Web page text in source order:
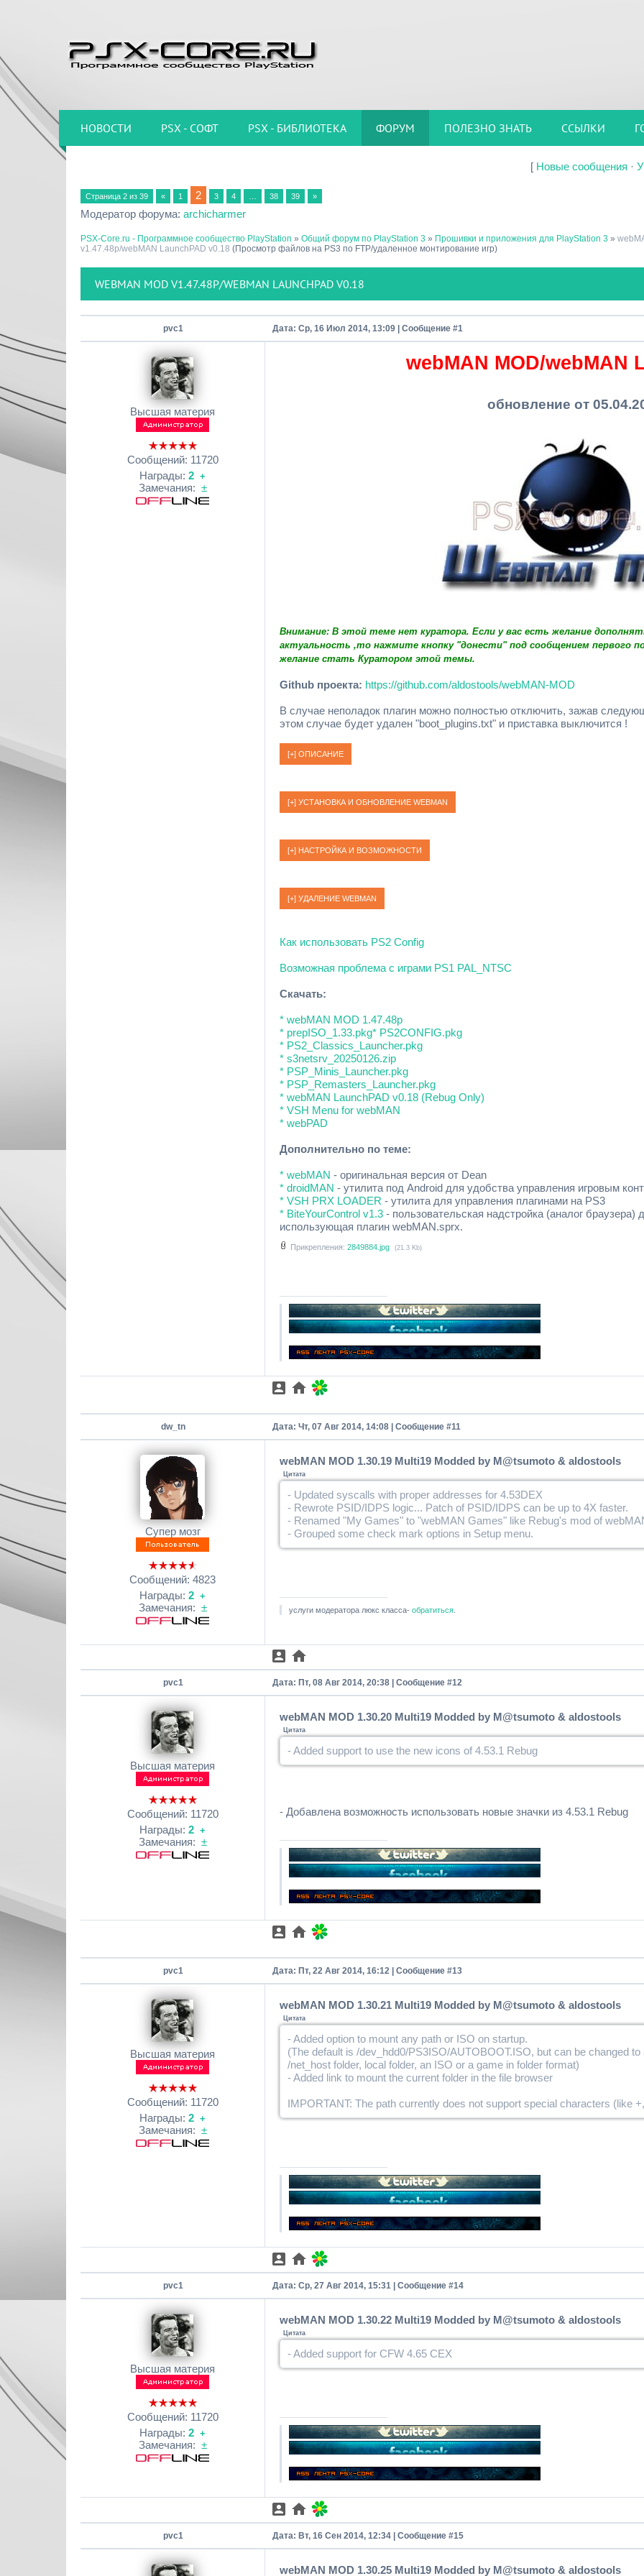
НОВОСТИ PSX - СОФТ PSX - БИБЛИОТЕКА ФОРУМ ПОЛЕЗНО ЗНАТЬ ССЫЛКИ
[ Новые сообщения ·
Страница 2 из 39 « 1 2 3 4 38 39 »
Модератор форума: archicharmer
PSX-Core.ru - Программное сообщество PlayStation » Общий форум по PlayStation 3 » Прошивки и приложения для PlayStation 3 »
v1.47.48p/webMAN LaunchPAD v0.18 (Просмотр файлов на PS3 по FTP/удаленное монтирование игр)
WEBMAN MOD V1.47.48P/WEBMAN LAUNCHPAD V0.18
pvc1 Дата: Ср, 16 Июл 2014, 13:09 | Сообщение #1
Высшая материя
Сообщений: 11720
Награды: 2 +
Замечания: ±
webMAN MOD/webMAN
обновление от
Внимание: В этой теме нет куратора. Если у вас есть желание
актуальность ,то нажмите кнопку "донести" под сообщением первого
желание стать Куратором этой темы.
Github проекта: https://github.com/aldostools/webMAN-MOD
В случае неполадок плагин можно полностью отключить, зажав
этом случае будет удален "boot_plugins.txt" и приставка выключится !
Как использовать PS2 Config
Возможная проблема с играми PS1 PAL_NTSC
Скачать:
* webMAN MOD 1.47.48p
* prepISO_1.33.pkg* PS2CONFIG.pkg
* PS2_Classics_Launcher.pkg
* s3netsrv_20250126.zip
* PSP_Minis_Launcher.pkg
* PSP_Remasters_Launcher.pkg
* webMAN LaunchPAD v0.18 (Rebug Only)
* VSH Menu for webMAN
* webPAD
Дополнительно по теме:
* webMAN - оригинальная версия от Dean
* droidMAN - утилита под Android для удобства управления игровым
* VSH PRX LOADER - утилита для управления плагинами на PS3
* BiteYourControl v1.3 - пользовательская надстройка (аналог
использующая плагин webMAN.sprx.
Прикрепления: 2849884.jpg (21.3 Kb)
dw_tn Дата: Чт, 07 Авг 2014, 14:08 | Сообщение #11
Супер мозг
Сообщений: 4823
Награды: 2 +
Замечания: ±
webMAN MOD 1.30.19 Multi19 Modded by M@tsumoto & aldostools
Цитата
- Updated syscalls with proper addresses for 4.53DEX
- Rewrote PSID/IDPS logic... Patch of PSID/IDPS can be up to 4X faster.
- Renamed "My Games" to "webMAN Games" like Rebug's mod of
- Grouped some check mark options in Setup menu.
услуги модератора люкс класса- обратиться
pvc1 Дата: Пт, 08 Авг 2014, 20:38 | Сообщение #12
Высшая материя
Сообщений: 11720
Награды: 2 +
Замечания: ±
webMAN MOD 1.30.20 Multi19 Modded by M@tsumoto & aldostools
Цитата
- Added support to use the new icons of 4.53.1 Rebug
- Добавлена ​​возможность использовать новые значки из 4.53.1 Rebug
pvc1 Дата: Пт, 22 Авг 2014, 16:12 | Сообщение #13
Высшая материя
Сообщений: 11720
Награды: 2 +
Замечания: ±
webMAN MOD 1.30.21 Multi19 Modded by M@tsumoto & aldostools
Цитата
- Added option to mount any path or ISO on startup.
(The default is /dev_hdd0/PS3ISO/AUTOBOOT.ISO, but can be changed to
/net_host folder, local folder, an ISO or a game in folder format)
- Added link to mount the current folder in the file browser
IMPORTANT: The path currently does not support special characters (like
pvc1 Дата: Ср, 27 Авг 2014, 15:31 | Сообщение #14
Высшая материя
Сообщений: 11720
Награды: 2 +
Замечания: ±
webMAN MOD 1.30.22 Multi19 Modded by M@tsumoto & aldostools
Цитата
- Added support for CFW 4.65 CEX
pvc1 Дата: Вт, 16 Сен 2014, 12:34 | Сообщение #15
webMAN MOD 1.30.25 Multi19 Modded by M@tsumoto & aldostools